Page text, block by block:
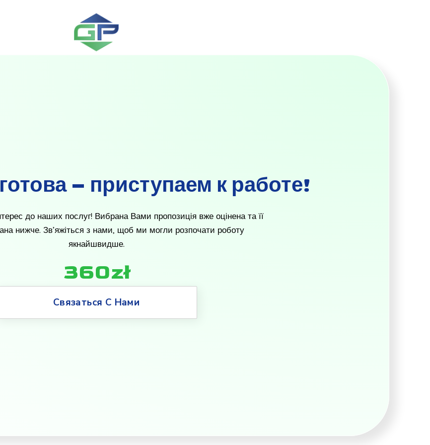
– приступаем к работе!
до наших послуг! Вибрана Вами пропозиція вже оцінена та її
нижче. Зв’яжіться з нами, щоб ми могли розпочати роботу
якнайшвидше.
360zł
Связаться С Нами